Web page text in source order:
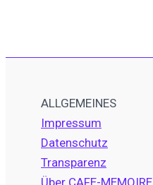
ALLGEMEINES
Impressum
Datenschutz
Transparenz
Über CAFE-MEMOIRE